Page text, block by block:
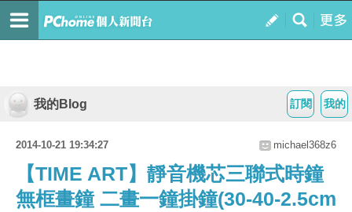
我的
訂閱
我的Blog
2014-10-21 19:34:27 michael368z6
【TIME ART】靜音機芯三聯式時鐘
無框畫鐘 二畫一鐘掛鐘(30-40-2.5cm